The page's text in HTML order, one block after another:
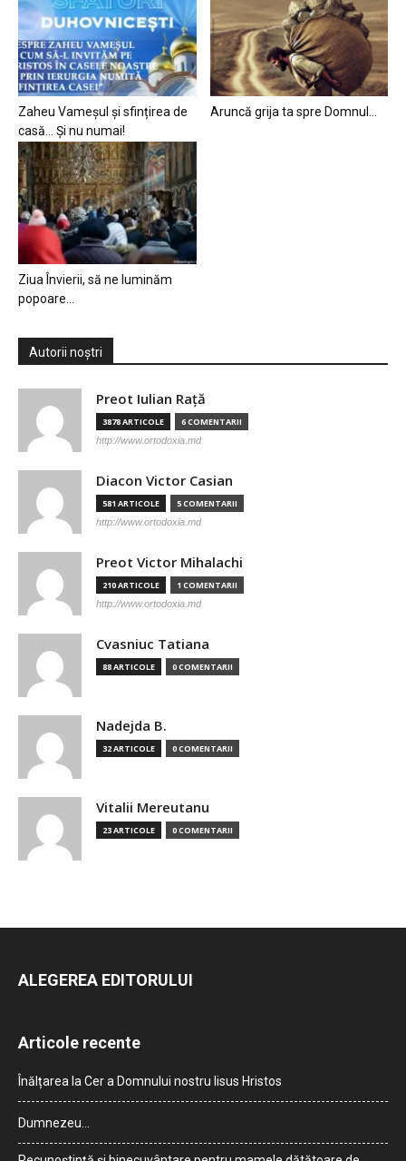
Zaheu Vameșul și sfințirea de
casă… Și nu numai!
Aruncă grija ta spre Domnul…
Ziua Învierii, să ne luminăm
popoare…
Autorii noștri
Preot Iulian Raţă
3878 ARTICOLE 6 COMENTARII
http://www.ortodoxia.md
Diacon Victor Casian
581 ARTICOLE 5 COMENTARII
http://www.ortodoxia.md
Preot Victor Mihalachi
210 ARTICOLE 1 COMENTARII
http://www.ortodoxia.md
Cvasniuc Tatiana
88 ARTICOLE 0 COMENTARII
Nadejda B.
32 ARTICOLE 0 COMENTARII
Vitalii Mereutanu
23 ARTICOLE 0 COMENTARII
ALEGEREA EDITORULUI
Articole recente
Înălțarea la Cer a Domnului nostru Iisus Hristos
Dumnezeu…